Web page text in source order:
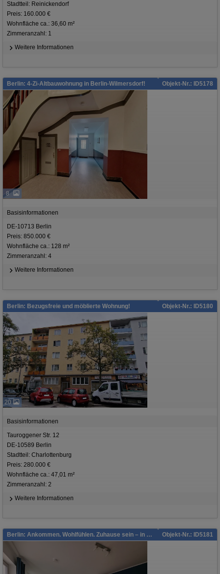
Stadtteil: Reinickendorf
Preis: 160.000 €
Wohnfläche ca.: 36,60 m²
Zimmeranzahl: 1
Weitere Informationen
Berlin: 4-Zi-Altbauwohnung in Berlin-Wilmersdorf! Objekt-Nr.: ID5178
8
Basisinformationen
DE-10713 Berlin
Preis: 850.000 €
Wohnfläche ca.: 128 m²
Zimmeranzahl: 4
Weitere Informationen
Berlin: Bezugsfreie und möblierte Wohnung! Objekt-Nr.: ID5180
20
Basisinformationen
Tauroggener Str. 12
DE-10589 Berlin
Stadtteil: Charlottenburg
Preis: 280.000 €
Wohnfläche ca.: 47,01 m²
Zimmeranzahl: 2
Weitere Informationen
Berlin: Ankommen. Wohlfühlen. Zuhause sein – in Berlin-Grünau. Objekt-Nr.: ID5181